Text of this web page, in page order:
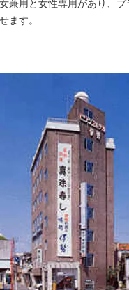
兼用と女性専用があり、
ます。